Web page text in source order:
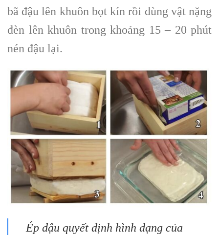
bã đậu lên khuôn bọt kín rồi dùng vật nặng
đèn lên khuôn trong khoảng 15 – 20 phút
nén đậu lại.
Ép đậu quyết định hình dạng của